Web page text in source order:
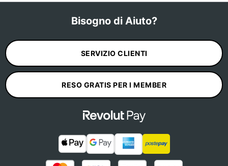
Bisogno di Aiuto?
SERVIZIO CLIENTI
RESO GRATIS PER I MEMBER